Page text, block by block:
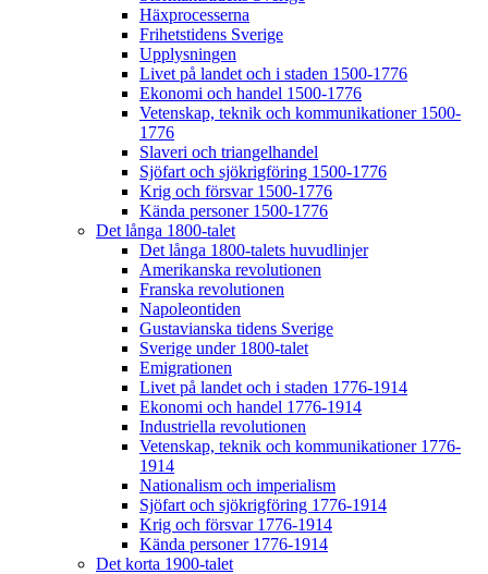
Häxprocesserna
Frihetstidens Sverige
Upplysningen
Livet på landet och i staden 1500-1776
Ekonomi och handel 1500-1776
Vetenskap, teknik och kommunikationer 1500-
1776
Slaveri och triangelhandel
Sjöfart och sjökrigföring 1500-1776
Krig och försvar 1500-1776
Kända personer 1500-1776
Det långa 1800-talet
Det långa 1800-talets huvudlinjer
Amerikanska revolutionen
Franska revolutionen
Napoleontiden
Gustavianska tidens Sverige
Sverige under 1800-talet
Emigrationen
Livet på landet och i staden 1776-1914
Ekonomi och handel 1776-1914
Industriella revolutionen
Vetenskap, teknik och kommunikationer 1776-
1914
Nationalism och imperialism
Sjöfart och sjökrigföring 1776-1914
Krig och försvar 1776-1914
Kända personer 1776-1914
Det korta 1900-talet